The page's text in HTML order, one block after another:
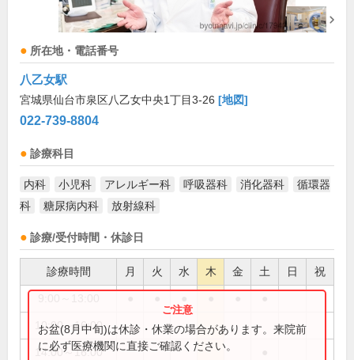
所在地・電話番号
八乙女駅
宮城県仙台市泉区八乙女中央1丁目3-26 [地図]
022-739-8804
診療科目
内科 小児科 アレルギー科 呼吸器科 消化器科
循環器
科
糖尿病内科 放射線科
診療/受付時間・休診日
診療時間 月 火 水 木 金 土 日 祝
10:00～16:00 ●
14:00～16:00
お盆(8月中旬)は休診・休業の場合があります。来院前
に必ず医療機関に直接ご確認ください。